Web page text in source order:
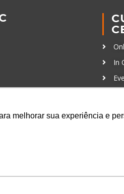
melhorar sua experiência e
In